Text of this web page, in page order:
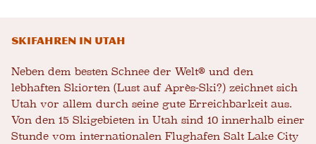
Skifahren in Utah
Neben dem besten Schnee der Welt® und den
lebhaften Skiorten (Lust auf Après-Ski?) zeichnet sich
Utah vor allem durch seine gute Erreichbarkeit aus.
Von den 15 Skigebieten in Utah sind 10 innerhalb einer
Stunde vom internationalen Flughafen Salt Lake City